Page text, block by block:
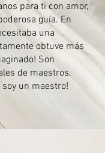
para ti con amor,
guía. En
una
obtuve más
Son
de maestros.
soy un maestro!